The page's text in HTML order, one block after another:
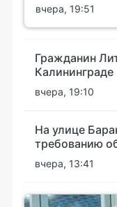
вчера, 19:51
Гражданин
Калининграде
вчера, 19:10
На улице
требованию
вчера, 13:41